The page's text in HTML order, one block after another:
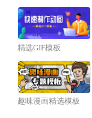
精选GIF模板
趣味漫画精选模板